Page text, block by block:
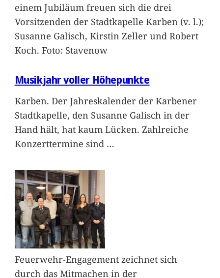
einem Jubiläum freuen sich die drei
Vorsitzenden der Stadtkapelle Karben (v. l.);
Susanne Galisch, Kirstin Zeller und Robert
Koch. Foto: Stavenow
Musikjahr voller Höhepunkte
Karben. Der Jahreskalender der Karbener
Stadtkapelle, den Susanne Galisch in der
Hand hält, hat kaum Lücken. Zahlreiche
Konzerttermine sind …
Feuerwehr-Engagement zeichnet sich
durch das Mitmachen in der